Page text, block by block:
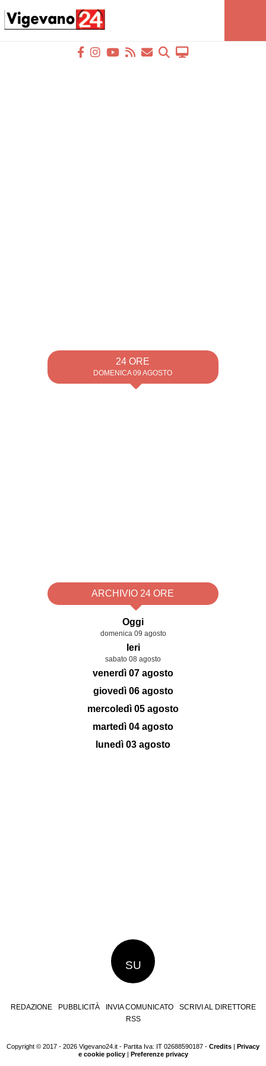
24 ORE
DOMENICA 09 AGOSTO
ARCHIVIO 24 ORE
Oggi
domenica 09 agosto
Ieri
sabato 08 agosto
venerdì 07 agosto
giovedì 06 agosto
mercoledì 05 agosto
martedì 04 agosto
lunedì 03 agosto
SU
REDAZIONE PUBBLICITÀ INVIA COMUNICATO
SCRIVI AL DIRETTORE
RSS
Copyright © 2017 - 2026 Vigevano24.it - Partita Iva: IT 02688590187 - Credits | Privacy
e cookie policy| Preferenze privacy